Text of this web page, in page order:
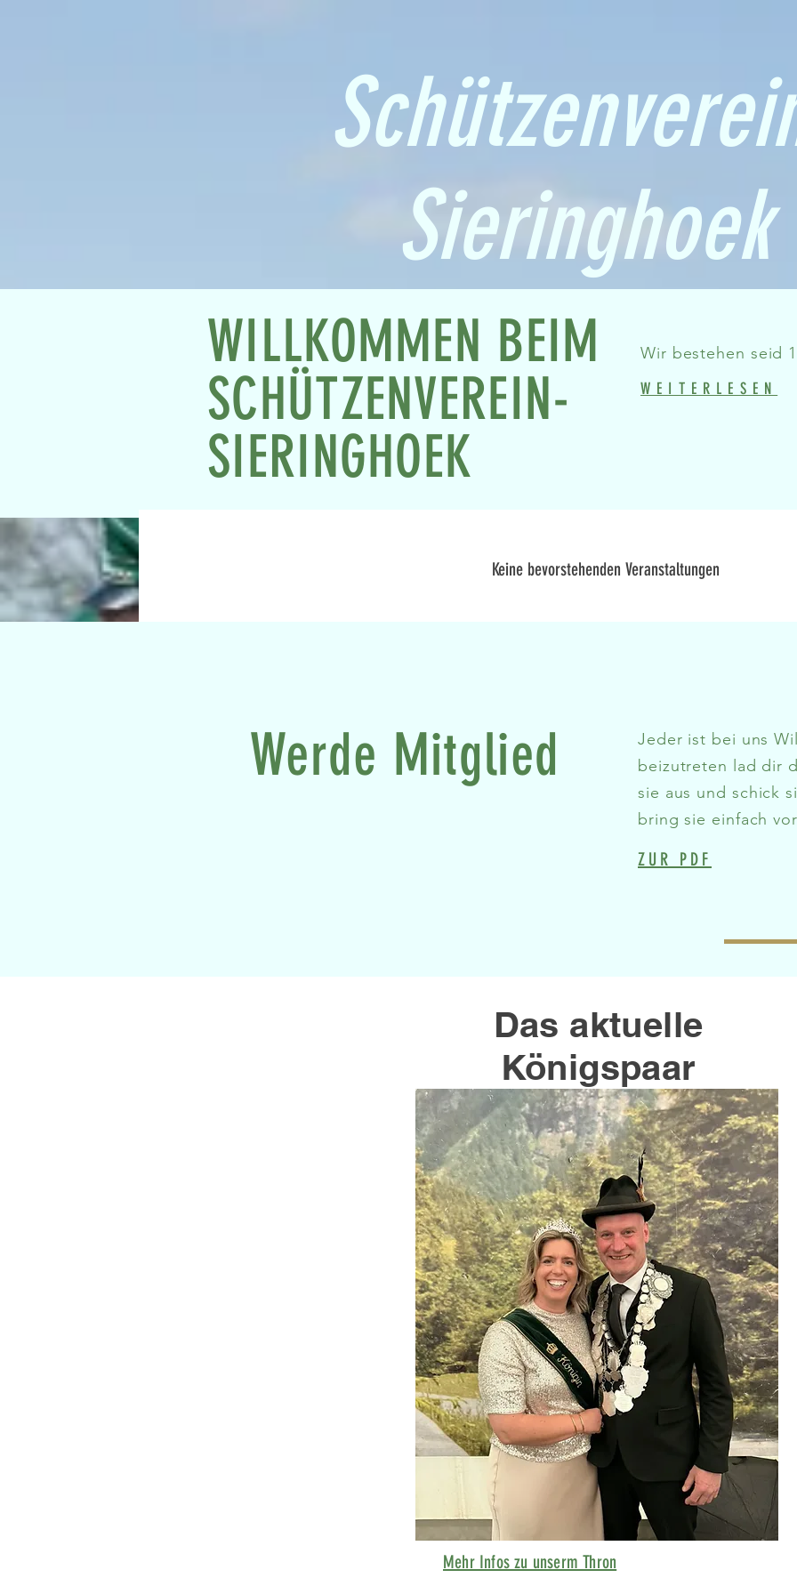
Sieringhoek
WILLKOMMEN BEIM
SCHÜTZENVEREIN-
SIERINGHOEK
Wir bestehen seid
WEITERLESEN
Keine bevorstehenden Veranstaltungen
Werde Mitglied Jeder ist bei uns
beizutreten lad dir
sie aus und schick
bring sie einfach
ZUR PDF
Das aktuelle
Königspaar
Mehr Infos zu unserm Thron